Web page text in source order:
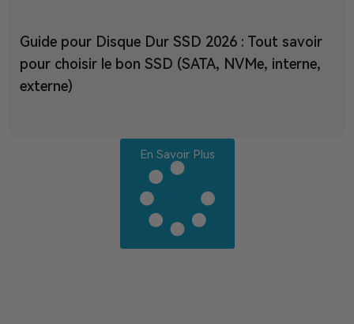
Guide pour Disque Dur SSD 2026 : Tout savoir
pour choisir le bon SSD (SATA, NVMe, interne,
externe)
En Savoir Plus